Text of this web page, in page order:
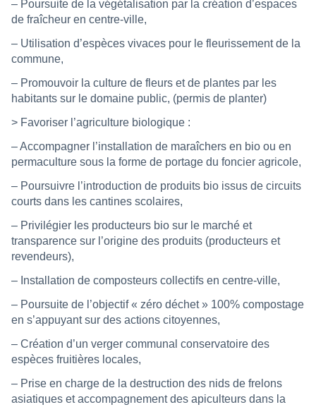
– Poursuite de la végétalisation par la création d’espaces
de fraîcheur en centre-ville,
– Utilisation d’espèces vivaces pour le fleurissement de la
commune,
– Promouvoir la culture de fleurs et de plantes par les
habitants sur le domaine public, (permis de planter)
> Favoriser l’agriculture biologique :
– Accompagner l’installation de maraîchers en bio ou en
permaculture sous la forme de portage du foncier agricole,
– Poursuivre l’introduction de produits bio issus de circuits
courts dans les cantines scolaires,
– Privilégier les producteurs bio sur le marché et
transparence sur l’origine des produits (producteurs et
revendeurs),
– Installation de composteurs collectifs en centre-ville,
– Poursuite de l’objectif « zéro déchet » 100% compostage
en s’appuyant sur des actions citoyennes,
– Création d’un verger communal conservatoire des
espèces fruitières locales,
– Prise en charge de la destruction des nids de frelons
asiatiques et accompagnement des apiculteurs dans la